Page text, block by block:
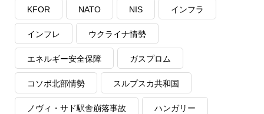
KFOR NATO NIS インフラ
インフレ ウクライナ情勢
エネルギー安全保障 ガスプロム
コソボ北部情勢 スルプスカ共和国
ノヴィ・サド駅舎崩落事故 ハンガリー